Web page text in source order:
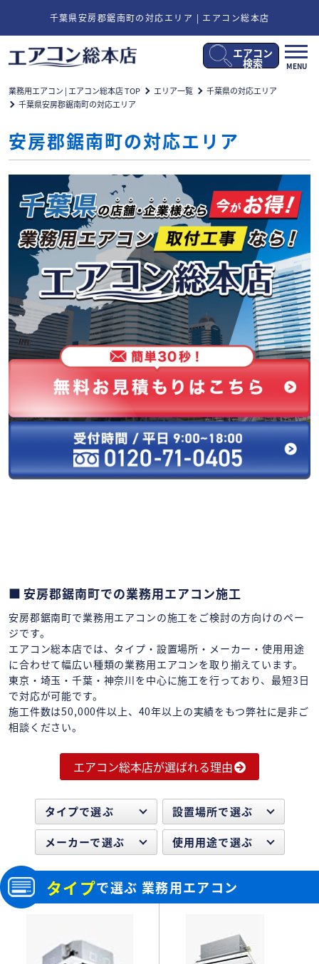
千葉県安房郡鋸南町の対応エリア | エアコン総本店
メ
ニ
MENU
エアコン
検索
業務用エアコン | エアコン総本店 TOP エリア一覧
千葉県の対応エリア
千葉県安房郡鋸南町の対応エリア
安房郡鋸南町の対応エリア
安房郡鋸南町での業務用エアコン施工
安房郡鋸南町で業務用エアコンの施工をご検討の方向けのペー
ジです。
エアコン総本店では、タイプ・設置場所・メーカー・使用用途
に合わせて幅広い種類の業務用エアコンを取り揃えています。
東京・埼玉・千葉・神奈川を中心に施工を行っており、最短3日
で対応が可能です。
施工件数は50,000件以上、40年以上の実績をもつ弊社に是非ご
相談ください。
エアコン総本店が選ばれる理由
タイプで選ぶ 設置場所で選ぶ
メーカーで選ぶ 使用用途で選ぶ
タイプで選ぶ 業務用エアコン